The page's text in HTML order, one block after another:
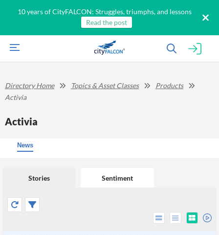
10 years of CityFALCON: Struggles, triumphs, and lessons
Read the post
Directory Home Topics & Asset Classes
Products
Activia
Activia
News
Stories Sentiment